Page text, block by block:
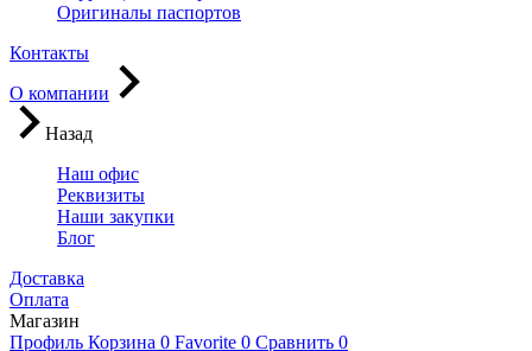
Оригиналы паспортов
Контакты
О компании
Назад
Наш офис
Реквизиты
Наши закупки
Блог
Доставка
Оплата
Магазин
Профиль Корзина 0 Favorite 0 Сравнить 0